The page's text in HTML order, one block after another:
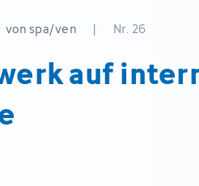
von spa/ven | Nr. 26
auf